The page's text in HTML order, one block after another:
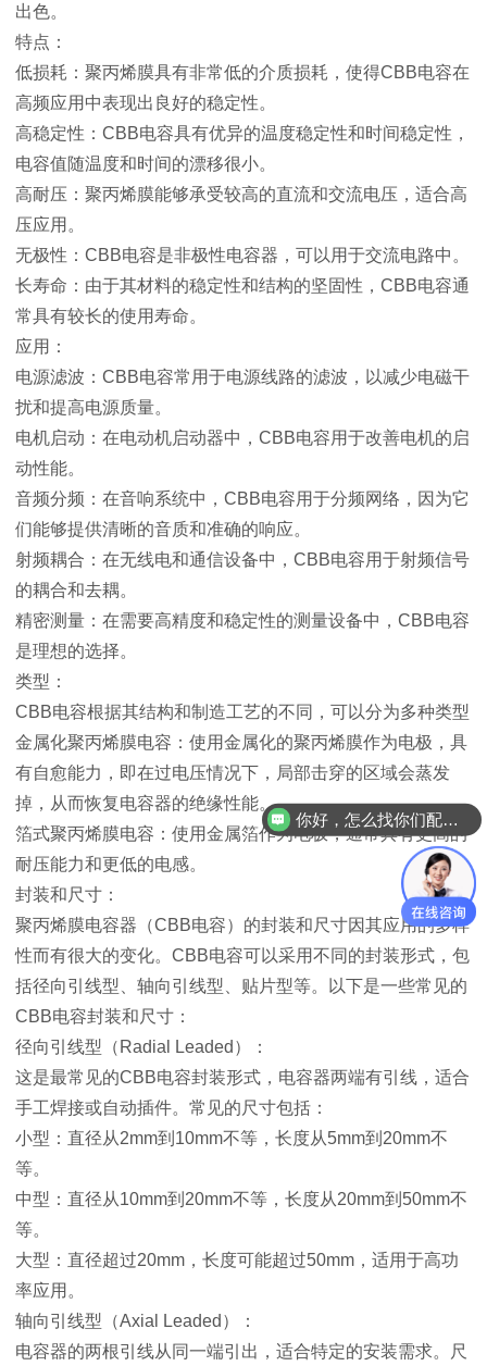
出色。
特点：
低损耗：聚丙烯膜具有非常低的介质损耗，使得CBB电容在
高频应用中表现出良好的稳定性。
高稳定性：CBB电容具有优异的温度稳定性和时间稳定性，
电容值随温度和时间的漂移很小。
高耐压：聚丙烯膜能够承受较高的直流和交流电压，适合高
压应用。
无极性：CBB电容是非极性电容器，可以用于交流电路中。
长寿命：由于其材料的稳定性和结构的坚固性，CBB电容通
常具有较长的使用寿命。
应用：
电源滤波：CBB电容常用于电源线路的滤波，以减少电磁干
扰和提高电源质量。
电机启动：在电动机启动器中，CBB电容用于改善电机的启
动性能。
音频分频：在音响系统中，CBB电容用于分频网络，因为它
们能够提供清晰的音质和准确的响应。
射频耦合：在无线电和通信设备中，CBB电容用于射频信号
的耦合和去耦。
精密测量：在需要高精度和稳定性的测量设备中，CBB电容
是理想的选择。
类型：
CBB电容根据其结构和制造工艺的不同，可以分为多种类型
金属化聚丙烯膜电容：使用金属化的聚丙烯膜作为电极，具
有自愈能力，即在过电压情况下，局部击穿的区域会蒸发
掉，从而恢复电容器的绝缘性能。
箔式聚丙烯膜电容：使用金属箔作为电极，通常具有更高的
耐压能力和更低的电感。
封装和尺寸：
聚丙烯膜电容器（CBB电容）的封装和尺寸因其应用的多样
性而有很大的变化。CBB电容可以采用不同的封装形式，包
括径向引线型、轴向引线型、贴片型等。以下是一些常见的
CBB电容封装和尺寸：
径向引线型（Radial Leaded）：
这是最常见的CBB电容封装形式，电容器两端有引线，适合
手工焊接或自动插件。常见的尺寸包括：
小型：直径从2mm到10mm不等，长度从5mm到20mm不
等。
中型：直径从10mm到20mm不等，长度从20mm到50mm不
等。
大型：直径超过20mm，长度可能超过50mm，适用于高功
率应用。
轴向引线型（Axial Leaded）：
电容器的两根引线从同一端引出，适合特定的安装需求。尺
你好，怎么找你们配单？